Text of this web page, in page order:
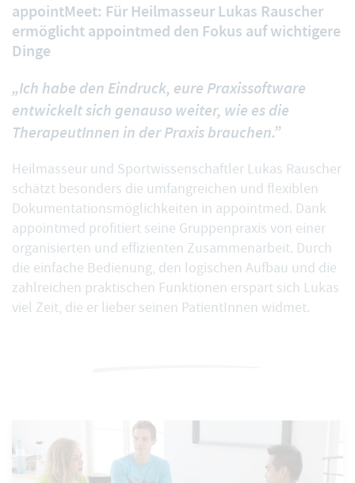
appointMeet: Für Heilmasseur Lukas Rauscher
ermöglicht appointmed den Fokus auf wichtigere
Dinge
„Ich habe den Eindruck, eure Praxissoftware
entwickelt sich genauso weiter, wie es die
TherapeutInnen in der Praxis brauchen.”
Heilmasseur und Sportwissenschaftler Lukas Rauscher
schätzt besonders die umfangreichen und flexiblen
Dokumentationsmöglichkeiten in appointmed. Dank
appointmed profitiert seine Gruppenpraxis von einer
organisierten und effizienten Zusammenarbeit. Durch
die einfache Bedienung, den logischen Aufbau und die
zahlreichen praktischen Funktionen erspart sich Lukas
viel Zeit, die er lieber seinen PatientInnen widmet.